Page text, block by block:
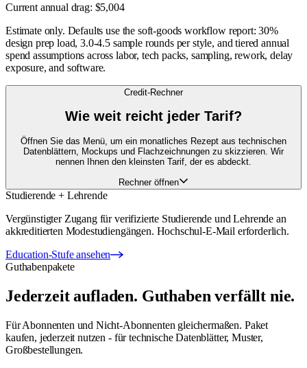
Current annual drag: $5,004
Estimate only. Defaults use the soft-goods workflow report: 30%
design prep load, 3.0-4.5 sample rounds per style, and tiered annual
spend assumptions across labor, tech packs, sampling, rework, delay
exposure, and software.
Credit-Rechner
Wie weit reicht jeder Tarif?
Öffnen Sie das Menü, um ein monatliches Rezept aus technischen
Datenblättern, Mockups und Flachzeichnungen zu skizzieren. Wir
nennen Ihnen den kleinsten Tarif, der es abdeckt.
Rechner öffnen
Studierende + Lehrende
Vergünstigter Zugang für verifizierte Studierende und Lehrende an
akkreditierten Modestudiengängen. Hochschul-E-Mail erforderlich.
Education-Stufe ansehen
Guthabenpakete
Jederzeit aufladen. Guthaben verfällt nie.
Für Abonnenten und Nicht-Abonnenten gleichermaßen. Paket
kaufen, jederzeit nutzen - für technische Datenblätter, Muster,
Großbestellungen.